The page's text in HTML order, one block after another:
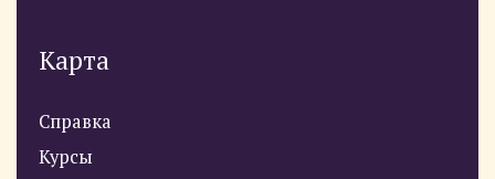
Карта
Справка
Курсы